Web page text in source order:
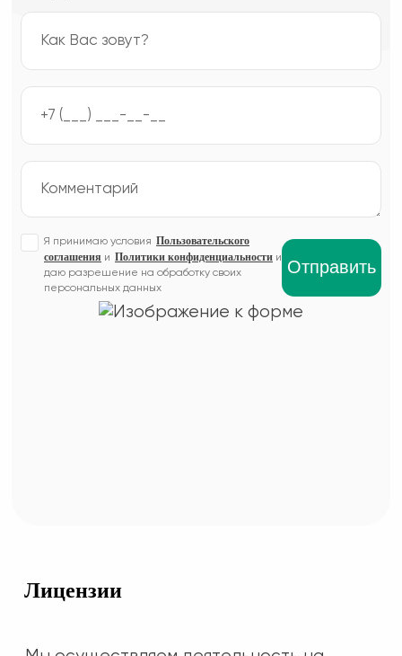
Я принимаю условия Пользовательского
соглашения и Политики конфиденциальности и
даю разрешение на обработку своих
персональных данных
Лицензии